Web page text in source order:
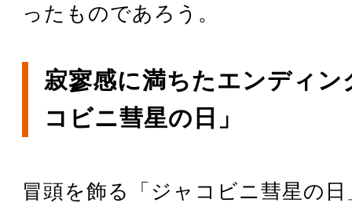
ったものであろう。
寂寥感に満ちたエンディン
コビニ彗星の日」
冒頭を飾る「ジャコビニ彗星の